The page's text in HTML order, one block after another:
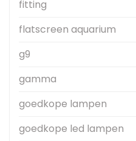
fitting
flatscreen aquarium
g9
gamma
goedkope lampen
goedkope led lampen